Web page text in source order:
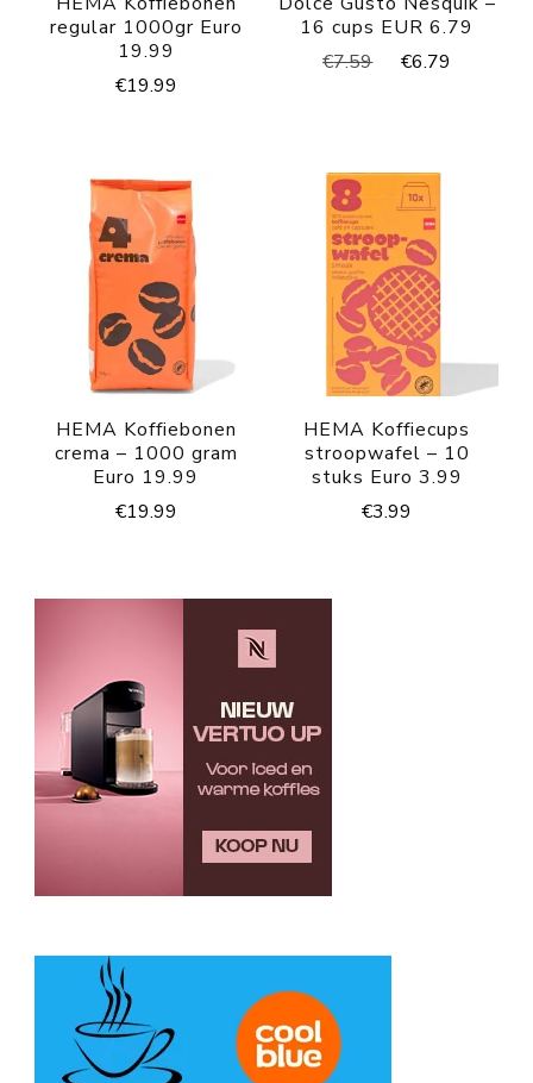
regular 1000gr Euro
19.99
€19.99
16 cups EUR 6.79
€7.59
Oorspronkelijke
€6.79
HEMA Koffiebonen
crema – 1000 gram
Euro 19.99
€19.99
HEMA Koffiecups
stroopwafel – 10
stuks Euro 3.99
€3.99